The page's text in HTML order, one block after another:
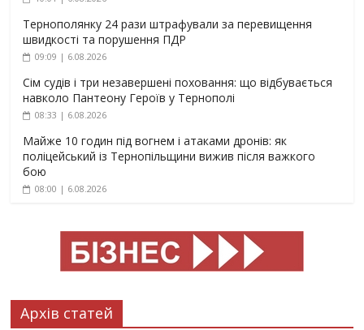
Тернополянку 24 рази штрафували за перевищення
швидкості та порушення ПДР
09:09 | 6.08.2026
Сім судів і три незавершені поховання: що відбувається
навколо Пантеону Героїв у Тернополі
08:33 | 6.08.2026
Майже 10 годин під вогнем і атаками дронів: як
поліцейський із Тернопільщини вижив після важкого
бою
08:00 | 6.08.2026
Архів статей